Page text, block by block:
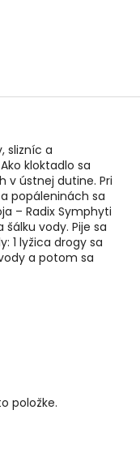
slizníc a
kloktadlo sa
v ústnej dutine. Pri
popáleninách sa
– Radix Symphyti
šálku vody. Pije sa
1 lyžica drogy sa
a potom sa
položke.